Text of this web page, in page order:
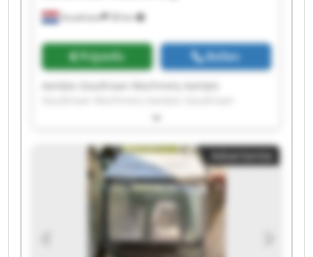
Goudriaan 38 km
Prijsinfo Bellen
Aantjes Goudriaan Machinery Aantjes
Machinery Aantjes Goudriaan Machinery
Goudriaan Machinery Aantjes Goudriaan
Machinery Aantjes Goudriaan Machinery
Aantjes Goudriaan Machinery Aantjes
Goudriaan Machinery Aantjes Goudriaan
Machinery Aantjes Goudriaan Machinery
Aantjes Goudriaan Machinery Aantjes
Goudriaan Machinery Aantjes Goudriaan
Machinery Aantjes Goudriaan Machinery
Advertentie